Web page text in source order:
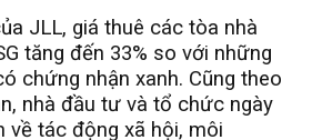
JLL, giá thuê các tòa nhà
tăng đến 33% so với những
chứng nhận xanh. Cũng theo
nhà đầu tư và tổ chức ngày
về tác động xã hội, môi